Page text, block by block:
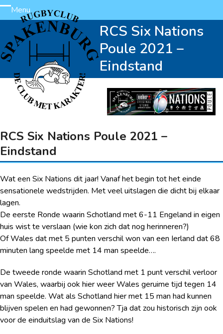
Skip
to
content
Menu
Open
mobile
menu
Close
mobile
menu
RCS Six Nations
Poule 2021 –
Eindstand
RCS Six Nations Poule 2021 –
Eindstand
Wat een Six Nations dit jaar! Vanaf het begin tot het einde
sensationele wedstrijden. Met veel uitslagen die dicht bij elkaar
lagen.
De eerste Ronde waarin Schotland met 6-11 Engeland in eigen
huis wist te verslaan (wie kon zich dat nog herinneren?)
Of Wales dat met 5 punten verschil won van een Ierland dat 68
minuten lang speelde met 14 man speelde….
De tweede ronde waarin Schotland met 1 punt verschil verloor
van Wales, waarbij ook hier weer Wales geruime tijd tegen 14
man speelde. Wat als Schotland hier met 15 man had kunnen
blijven spelen en had gewonnen? Tja dat zou historisch zijn ook
voor de einduitslag van de Six Nations!